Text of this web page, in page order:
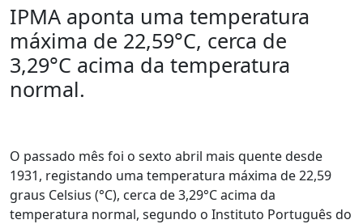
IPMA aponta uma temperatura
máxima de 22,59°C, cerca de
3,29°C acima da temperatura
normal.
O passado mês foi o sexto abril mais quente desde
1931, registando uma temperatura máxima de 22,59
graus Celsius (°C), cerca de 3,29°C acima da
temperatura normal, segundo o Instituto Português do